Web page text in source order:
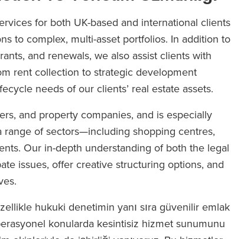
for both UK-based and international
to complex, multi-asset portfolios. In addition to
and renewals, we also assist clients with
rent collection to strategic development
needs of our clients’ real estate assets.
and property companies, and is especially
range of sectors—including shopping centres,
Our in-depth understanding of both the legal
issues, offer creative structuring options, and
hukuki denetimin yanı sıra güvenilir emlak
konularda kesintisiz hizmet sunumunu